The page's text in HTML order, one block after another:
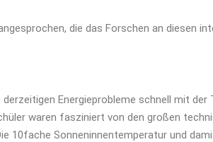
die das Forschen an diesen
Energieprobleme schnell mit der
waren fasziniert von den großen
10fache Sonneninnentemperatur und